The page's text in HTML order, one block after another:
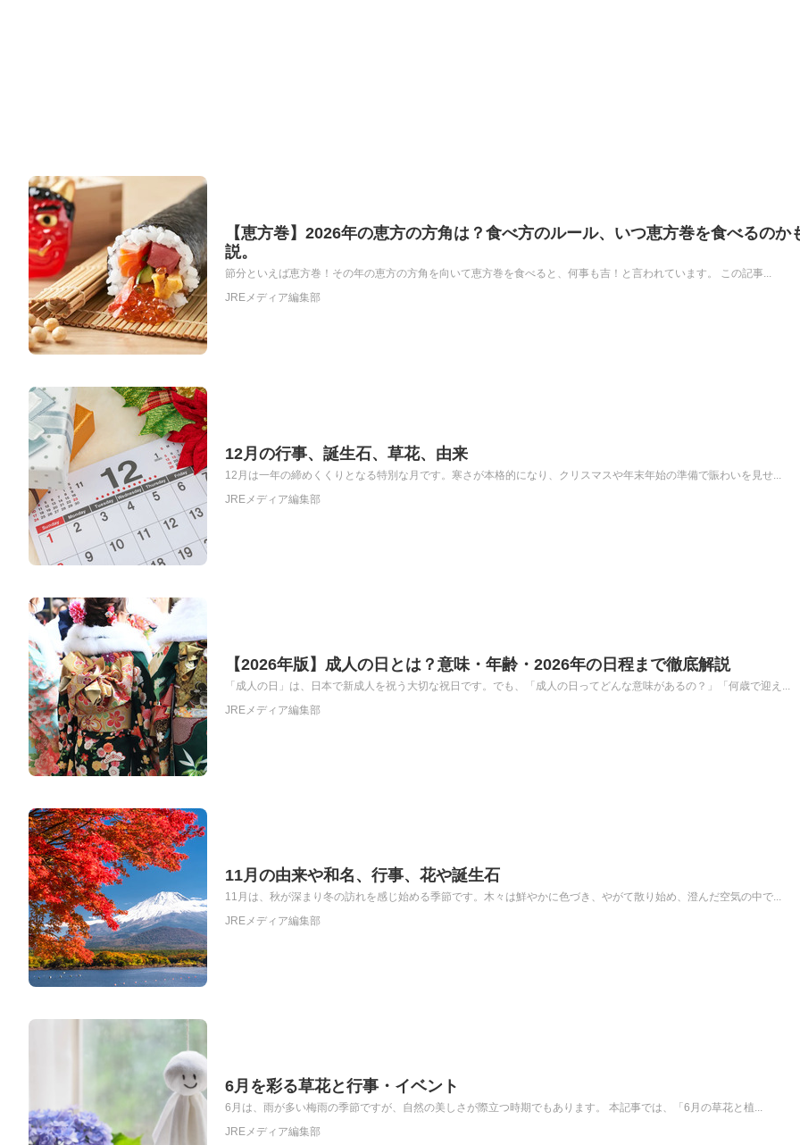
【恵方巻】2026年の恵方の方角は？食べ方のルール、いつ恵方巻を食べるのか
説。
節分といえば恵方巻！その年の恵方の方角を向いて恵方巻を食べると、何事も吉！と言われています。 この記事...
JREメディア編集部
12月の行事、誕生石、草花、由来
12月は一年の締めくくりとなる特別な月です。寒さが本格的になり、クリスマスや年末年始の準備で賑わいを見せ...
JREメディア編集部
【2026年版】成人の日とは？意味・年齢・2026年の日程まで徹底解説
「成人の日」は、日本で新成人を祝う大切な祝日です。でも、「成人の日ってどんな意味があるの？」「何歳で迎え...
JREメディア編集部
11月の由来や和名、行事、花や誕生石
11月は、秋が深まり冬の訪れを感じ始める季節です。木々は鮮やかに色づき、やがて散り始め、澄んだ空気の中で...
JREメディア編集部
6月を彩る草花と行事・イベント
6月は、雨が多い梅雨の季節ですが、自然の美しさが際立つ時期でもあります。 本記事では、「6月の草花と植...
JREメディア編集部